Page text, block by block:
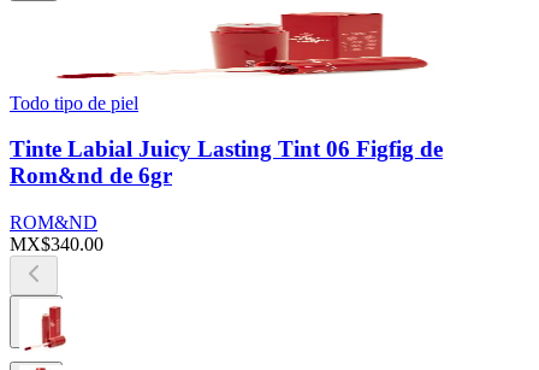
Todo tipo de piel
Tinte Labial Juicy Lasting Tint 06 Figfig de
Rom&nd de 6gr
ROM&ND
MX$340.00